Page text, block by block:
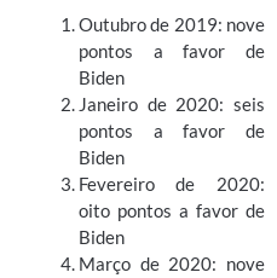
Outubro de 2019: nove
pontos a favor de
Biden
Janeiro de 2020: seis
pontos a favor de
Biden
Fevereiro de 2020:
oito pontos a favor de
Biden
Março de 2020: nove